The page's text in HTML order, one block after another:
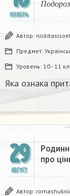
НОЯБРЬ
П о д о р о з
Автор:
Предмет:
Уровень: 10 - 11
Яка ознака
29
АВГУСТ
про
Автор: